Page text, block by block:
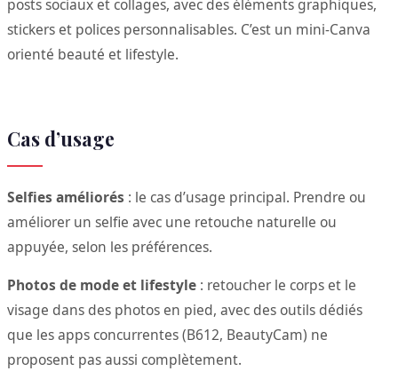
posts sociaux et collages, avec des éléments graphiques,
stickers et polices personnalisables. C’est un mini-Canva
orienté beauté et lifestyle.
Cas d’usage
Selfies améliorés : le cas d’usage principal. Prendre ou
améliorer un selfie avec une retouche naturelle ou
appuyée, selon les préférences.
Photos de mode et lifestyle : retoucher le corps et le
visage dans des photos en pied, avec des outils dédiés
que les apps concurrentes (B612, BeautyCam) ne
proposent pas aussi complètement.